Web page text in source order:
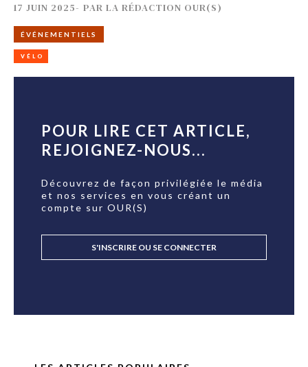
17 JUIN 2025- PAR LA RÉDACTION OUR(S)
ÉVÉNEMENTIELS
VÉLO
POUR LIRE CET ARTICLE,
REJOIGNEZ-NOUS...
Découvrez de façon privilégiée le média
et nos services en vous créant un
compte sur OUR(S)
S'INSCRIRE OU SE CONNECTER